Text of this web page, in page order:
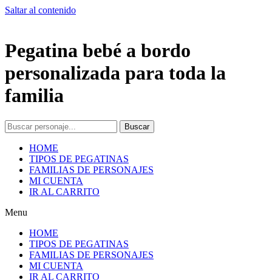
Saltar al contenido
Pegatina bebé a bordo
personalizada para toda la
familia
Buscar
HOME
TIPOS DE PEGATINAS
FAMILIAS DE PERSONAJES
MI CUENTA
IR AL CARRITO
Menu
HOME
TIPOS DE PEGATINAS
FAMILIAS DE PERSONAJES
MI CUENTA
IR AL CARRITO